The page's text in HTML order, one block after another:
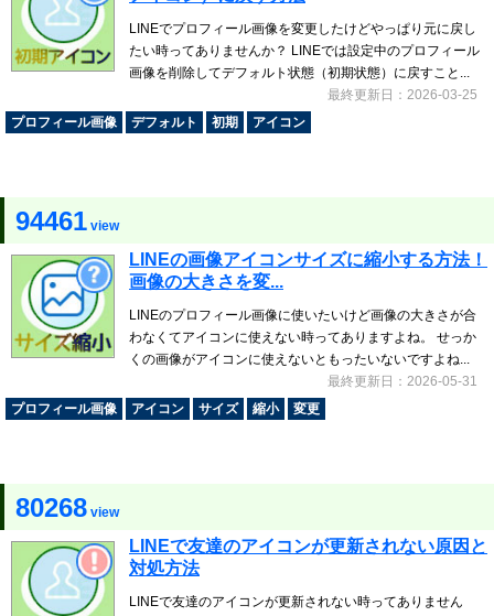
LINEでプロフィール画像を変更したけどやっぱり元に戻し
たい時ってありませんか？ LINEでは設定中のプロフィール
画像を削除してデフォルト状態（初期状態）に戻すこと...
最終更新日：2026-03-25
プロフィール画像
デフォルト 初期 アイコン
94461 view
LINEの画像アイコンサイズに縮小する方法！
画像の大きさを変...
LINEのプロフィール画像に使いたいけど画像の大きさが合
わなくてアイコンに使えない時ってありますよね。 せっか
くの画像がアイコンに使えないともったいないですよね...
最終更新日：2026-05-31
プロフィール画像
アイコン サイズ 縮小 変更
80268 view
LINEで友達のアイコンが更新されない原因と
対処方法
LINEで友達のアイコンが更新されない時ってありません